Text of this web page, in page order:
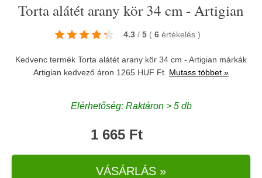
Torta alátét arany kör 34 cm - Artigian
4.3 / 5 ( 6 értékelés )
Kedvenc termék Torta alátét arany kör 34 cm - Artigian márkák
Artigian kedvező áron 1265 HUF Ft. Mutass többet »
Elérhetőség: Raktáron > 5 db
1 665 Ft
VÁSÁRLÁS »